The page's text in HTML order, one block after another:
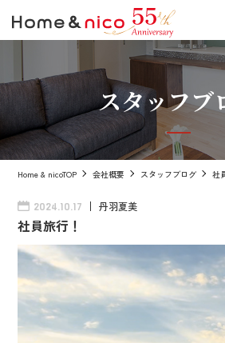
スタッフブ
Home & nicoTOP 会社概要 スタッフブログ 社
2024.10.17 丹羽夏美
社員旅行！